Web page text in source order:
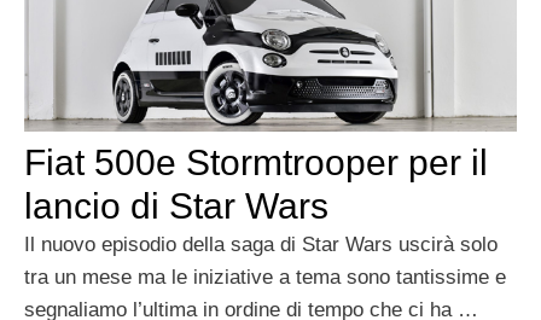
Fiat 500e Stormtrooper per il
lancio di Star Wars
Il nuovo episodio della saga di Star Wars uscirà solo
tra un mese ma le iniziative a tema sono tantissime e
segnaliamo l’ultima in ordine di tempo che ci ha …